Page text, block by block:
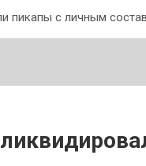
пикапы с личным